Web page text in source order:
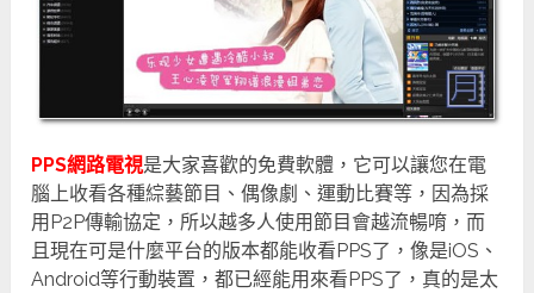
PPS網路電視是大家喜歡的免費軟體，它可以讓您在電
腦上收看各種綜藝節目、偶像劇、運動比賽等，因為採
用P2P傳輸協定，所以越多人使用節目會越流暢唷，而
且現在可是什麼平台的版本都能收看PPS了，像是iOS、
Android等行動裝置，都已經能用來看PPS了，真的是太